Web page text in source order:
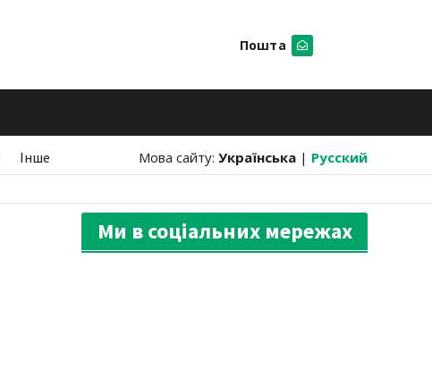
Пошта
Інше Мова сайту: Українська | Русский
Ми в соціальних мережах